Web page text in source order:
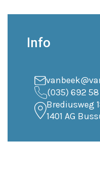
Info
(035) 692
Brediusweg
1401 AG